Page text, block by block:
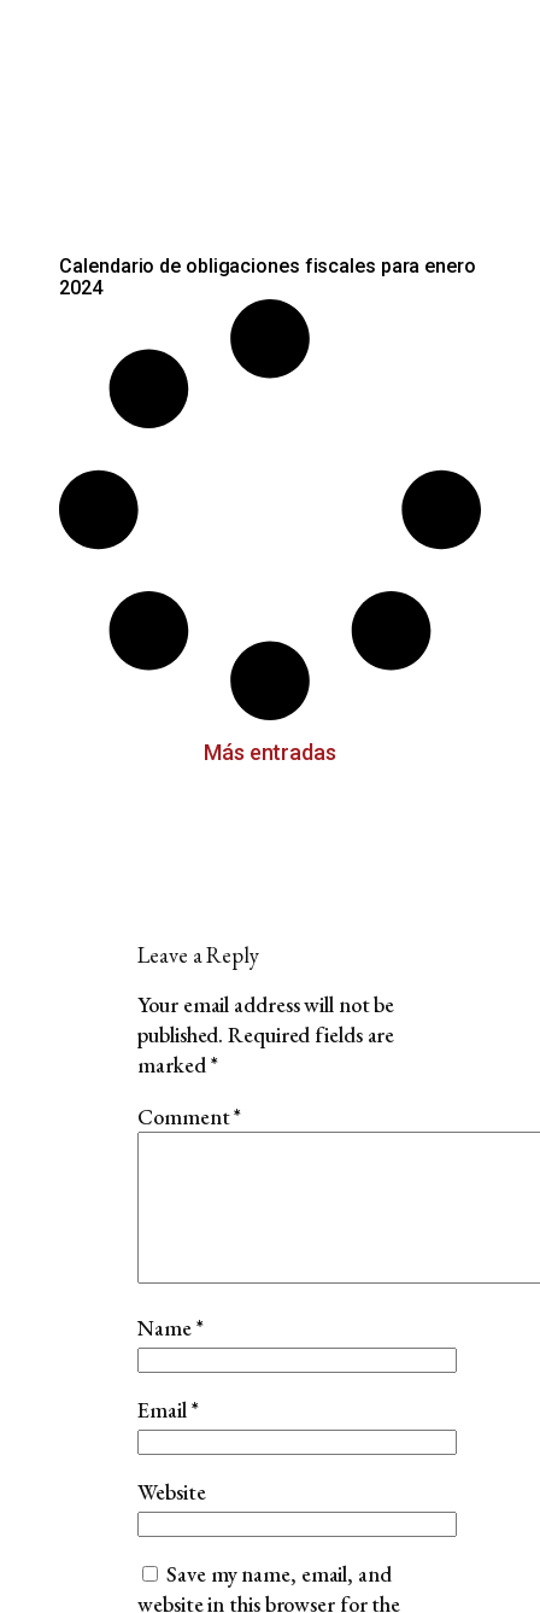
Calendario de obligaciones fiscales para enero
2024
Más entradas
Leave a Reply
Your email address will not be
published. Required fields are
marked*
Comment*
Name*
Email*
Website
Save my name, email, and
website in this browser for the